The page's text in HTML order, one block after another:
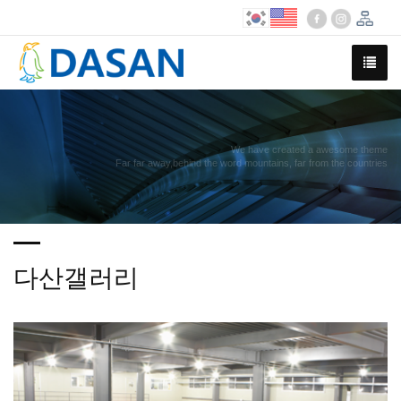
We have created a awesome theme
Far far away,behind the word mountains, far from the countries
다산갤러리